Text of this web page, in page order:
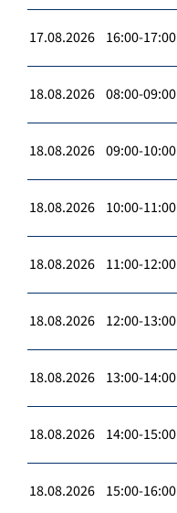
17.08.2026 16:00-17:00
18.08.2026 08:00-09:00
18.08.2026 09:00-10:00
18.08.2026 10:00-11:00
18.08.2026 11:00-12:00
18.08.2026 12:00-13:00
18.08.2026 13:00-14:00
18.08.2026 14:00-15:00
18.08.2026 15:00-16:00